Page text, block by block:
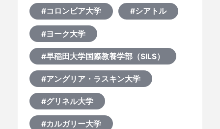
#コロンビア大学 #シアトル
#ヨーク大学
#早稲田大学国際教養学部（SILS）
#アングリア・ラスキン大学
#グリネル大学
#カルガリー大学